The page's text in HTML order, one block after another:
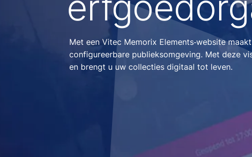
Met een Vitec Memorix Elements‑website
configureerbare publieksomgeving. Met deze
en brengt u uw collecties digitaal tot leven.